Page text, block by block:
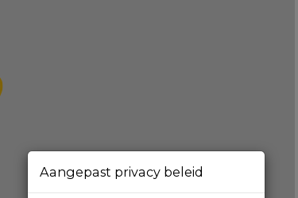
Aangepast privacy beleid